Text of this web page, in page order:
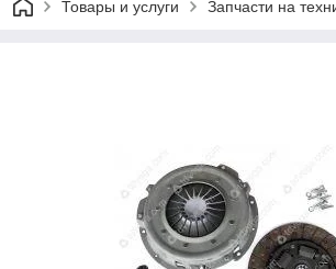
Товары и услуги Запчасти на